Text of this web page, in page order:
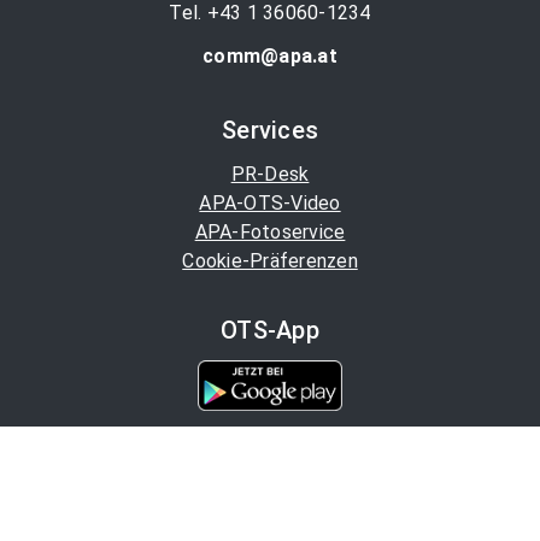
Tel. +43 1 36060-1234
comm@apa.at
Services
PR-Desk
APA-OTS-Video
APA-Fotoservice
Cookie-Präferenzen
OTS-App